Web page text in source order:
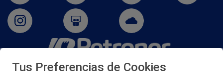
San Martín 5-Edificio Muñatones,
Tus Preferencias de Cookies